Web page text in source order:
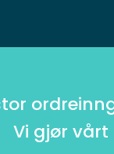
Vi gjør